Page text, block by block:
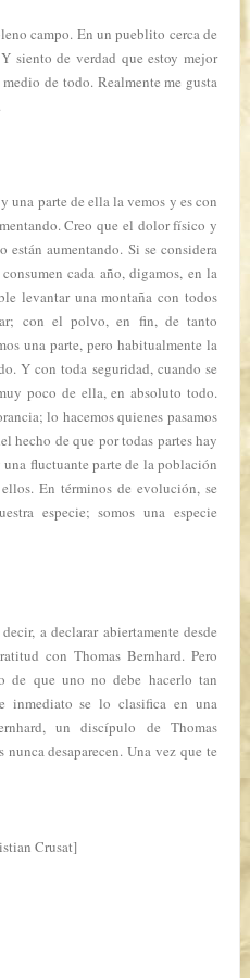
campo. En un pueblito cerca de
siento de verdad que estoy mejor
de todo. Realmente me gusta
una parte de ella la vemos y es con
Creo que el dolor físico y
aumentando. Si se considera
cada año, digamos, en la
levantar una montaña con todos
con el polvo, en fin, de tanto
una parte, pero habitualmente la
Y con toda seguridad, cuando se
poco de ella, en absoluto todo.
lo hacemos quienes pasamos
hecho de que por todas partes hay
fluctuante parte de la población
En términos de evolución, se
especie; somos una especie
a declarar abiertamente desde
con Thomas Bernhard. Pero
de que uno no debe hacerlo tan
inmediato se lo clasifica en una
un discípulo de Thomas
desaparecen. Una vez que te
Crusat]